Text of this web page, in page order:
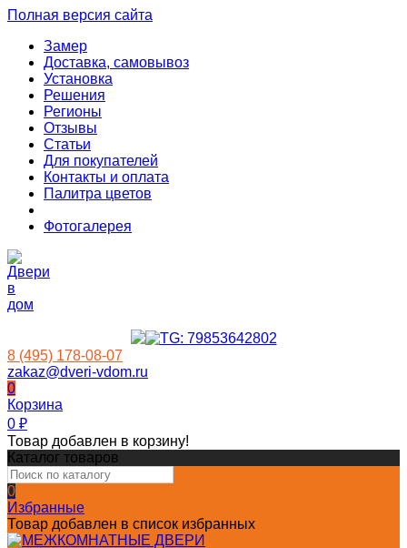
Полная версия сайта
Замер
Доставка, самовывоз
Установка
Решения
Регионы
Отзывы
Статьи
Для покупателей
Контакты и оплата
Палитра цветов
Фотогалерея
8 (495) 178-08-07
zakaz@dveri-vdom.ru
0
Корзина
0 ₽
Товар добавлен в корзину!
Каталог товаров
0
Избранные
Товар добавлен в список избранных